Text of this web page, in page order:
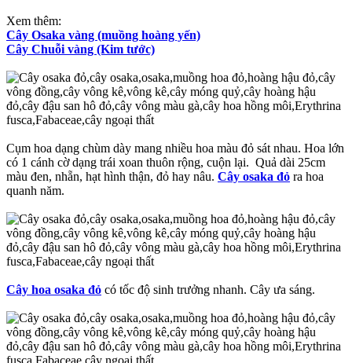
Xem thêm:
Cây Osaka vàng (muồng hoàng yến)
Cây Chuỗi vàng (Kim tước)
Cụm hoa dạng chùm dày mang nhiều hoa màu đỏ sát nhau. Hoa lớn
có 1 cánh cờ dạng trái xoan thuôn rộng, cuộn lại. Quả dài 25cm
màu đen, nhẵn, hạt hình thận, đỏ hay nâu. Cây osaka đỏ ra hoa
quanh năm.
Cây hoa osaka đỏ có tốc độ sinh trưởng nhanh. Cây ưa sáng.